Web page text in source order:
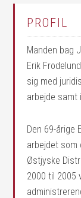
PROFIL
Manden bag
Erik
sig med
arbejde samt
Den 69-årige
arbejdet som
Østjyske
2000 til 2005